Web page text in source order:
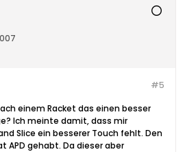
#5
einem Racket das einen besser
Ich meinte damit, dass mir
Slice ein besserer Touch fehlt. Den
APD gehabt. Da dieser aber